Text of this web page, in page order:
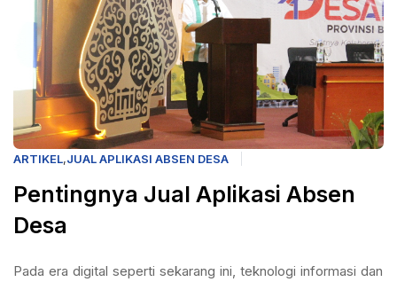
ARTIKEL,JUAL APLIKASI ABSEN DESA
Pentingnya Jual Aplikasi Absen
Desa
Pada era digital seperti sekarang ini, teknologi informasi dan